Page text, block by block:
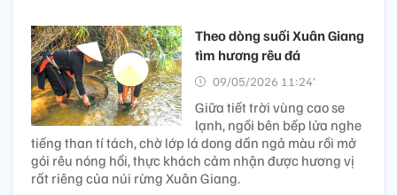
Theo dòng suối Xuân Giang
tìm hương rêu đá
09/05/2026 11:24’
Giữa tiết trời vùng cao se
lạnh, ngồi bên bếp lửa nghe
tiếng than tí tách, chờ lớp lá dong dần ngả màu rồi mở
gói rêu nóng hổi, thực khách cảm nhận được hương vị
rất riêng của núi rừng Xuân Giang.